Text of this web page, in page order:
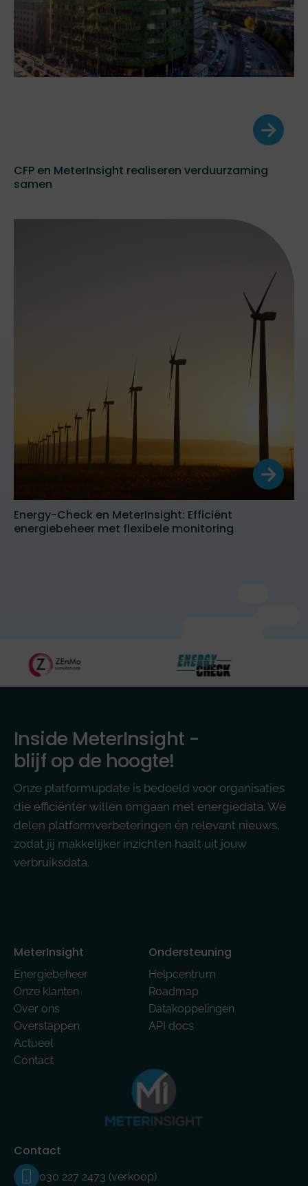
CFP en MeterInsight realiseren verduurzaming
samen
Energy-Check en MeterInsight: Efficiënt
energiebeheer met flexibele monitoring
Inside MeterInsight -
blijf op de hoogte!
Onze platformupdate is bedoeld voor organisaties
die efficiënter willen omgaan met energiedata. We
delen platformverbeteringen én relevant nieuws,
zodat jij makkelijker inzichten haalt uit jouw
verbruiksdata.
MeterInsight
Energiebeheer
Onze klanten
Over ons
Overstappen
Actueel
Contact
Ondersteuning
Helpcentrum
Roadmap
Datakoppelingen
API docs
Contact
030 227 2473 (verkoop)